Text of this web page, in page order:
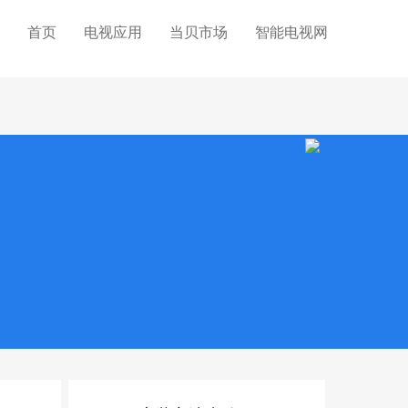
首页 电视应用 当贝市场 智能电视网